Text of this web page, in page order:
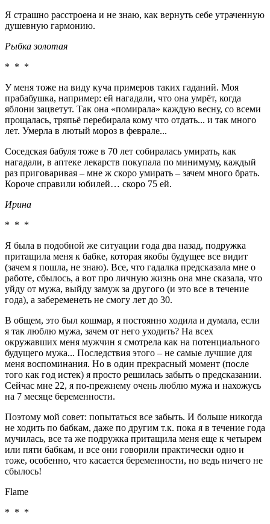
Я страшно расстроена и не знаю, как вернуть себе утраченную
душевную гармонию.
Рыбка золотая
* * *
У меня тоже на виду куча примеров таких гаданий. Моя
прабабушка, например: ей нагадали, что она умрёт, когда
яблони зацветут. Так она «помирала» каждую весну, со всеми
прощалась, тряпьё перебирала кому что отдать... и так много
лет. Умерла в лютый мороз в феврале...
Соседская бабуля тоже в 70 лет собиралась умирать, как
нагадали, в аптеке лекарств покупала по минимуму, каждый
раз приговаривая – мне ж скоро умирать – зачем много брать.
Короче справили юбилей… скоро 75 ей.
Ирина
* * *
Я была в подобной же ситуации года два назад, подружка
притащила меня к бабке, которая якобы будущее все видит
(зачем я пошла, не знаю). Все, что гадалка предсказала мне о
работе, сбылось, а вот про личную жизнь она мне сказала, что
уйду от мужа, выйду замуж за другого (и это все в течение
года), а забеременеть не смогу лет до 30.
В общем, это был кошмар, я постоянно ходила и думала, если
я так люблю мужа, зачем от него уходить? На всех
окружавших меня мужчин я смотрела как на потенциального
будущего мужа... Последствия этого – не самые лучшие для
меня воспоминания. Но в один прекрасный момент (после
того как год истек) я просто решилась забыть о предсказании.
Сейчас мне 22, я по-прежнему очень люблю мужа и нахожусь
на 7 месяце беременности.
Поэтому мой совет: попытаться все забыть. И больше никогда
не ходить по бабкам, даже по другим т.к. пока я в течение года
мучилась, все та же подружка притащила меня еще к четырем
или пяти бабкам, и все они говорили практически одно и
тоже, особенно, что касается беременности, но ведь ничего не
сбылось!
Flame
* * *